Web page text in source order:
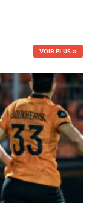
VOIR PLUS